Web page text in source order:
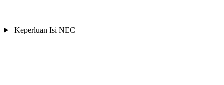
Keperluan Isi NEC